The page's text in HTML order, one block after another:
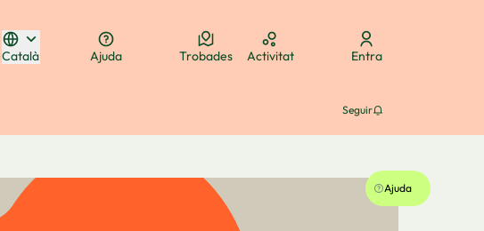
Català
Triar la llenguaElegir el idiomaAukeratu hizkuntza Choose language
Ajuda Trobades Activitat Entra
Seguir
Ajuda